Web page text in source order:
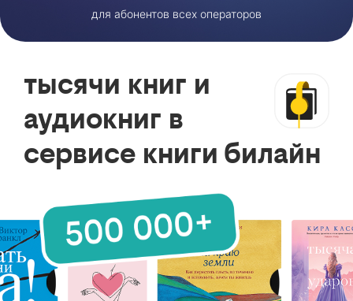
для абонентов всех операторов
тысячи книг и
аудиокниг в
сервисе книги билайн